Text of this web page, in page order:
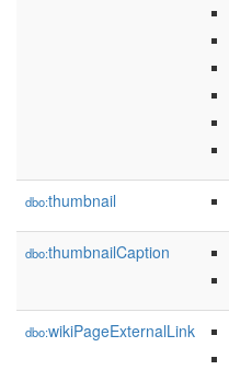
dbo:thumbnail
dbo:thumbnailCaption
dbo:wikiPageExternalLink